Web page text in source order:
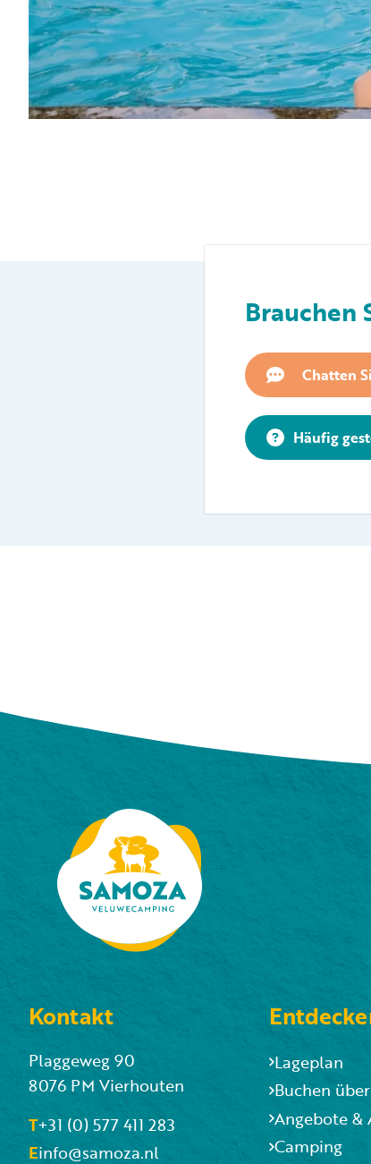
Brauchen
Chatten
Häufig
Kontakt
Plaggeweg 90
8076 PM Vierhouten
T+31 (0) 577 411 283
Einfo@samoza.nl
Lageplan
Buchen
Angebote &
Camping